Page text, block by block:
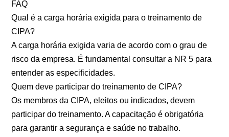
FAQ
Qual é a carga horária exigida para o treinamento de
CIPA?
A carga horária exigida varia de acordo com o grau de
risco da empresa. É fundamental consultar a NR 5 para
entender as especificidades.
Quem deve participar do treinamento de CIPA?
Os membros da CIPA, eleitos ou indicados, devem
participar do treinamento. A capacitação é obrigatória
para garantir a segurança e saúde no trabalho.